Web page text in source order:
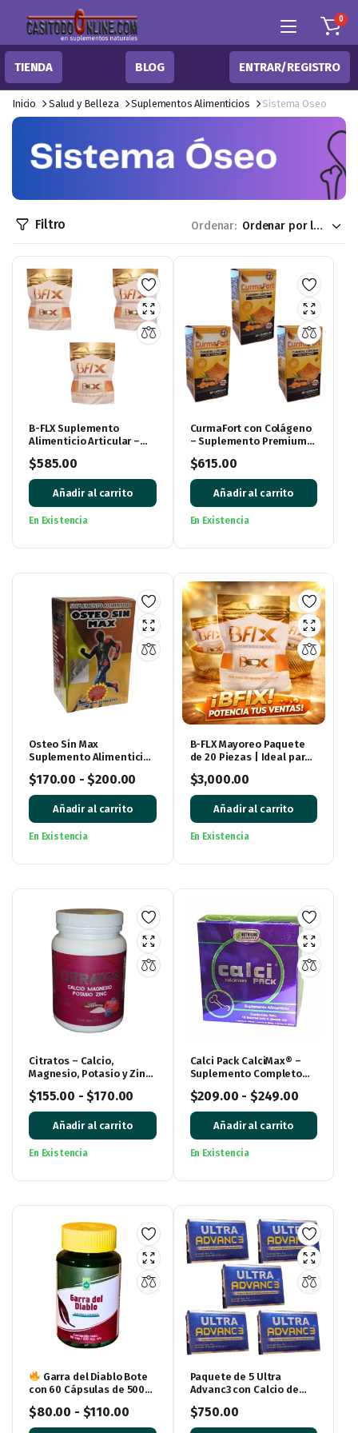
0
TIENDA BLOG ENTRAR/REGISTRO
Inicio Salud y Belleza Suplementos Alimenticios Sistema Oseo
Filtro Ordenar:
B-FLX Suplemento
Alimenticio Articular –
$585.00
Añadir al carrito
En Existencia
CurmaFort con Colágeno
– Suplemento Premium
Cápsulas)
$615.00
Añadir al carrito
En Existencia
Osteo Sin Max
Suplemento Alimenticio
Tabletas
$170.00 -$200.00
Añadir al carrito
En Existencia
B-FLX Mayoreo Paquete
de 20 Piezas | Ideal para
$3,000.00
Añadir al carrito
En Existencia
Citratos – Calcio,
Magnesio, Potasio y Zinc
Frutos Rojos (250 g)
$155.00 - $170.00
Añadir al carrito
En Existencia
Calci Pack CalciMax® –
Suplemento Completo
Articulaciones (15
Sobres)
$209.00 - $249.00
Añadir al carrito
En Existencia
Garra del Diablo Bote
con 60 Cápsulas de 500
$80.00 - $110.00
Paquete de 5 Ultra
Advanc3 con Calcio de
Monterrey y Envíos a
Todo México
$750.00